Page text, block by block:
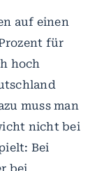
auf einen
für
hoch
muss man
nicht bei
Bei